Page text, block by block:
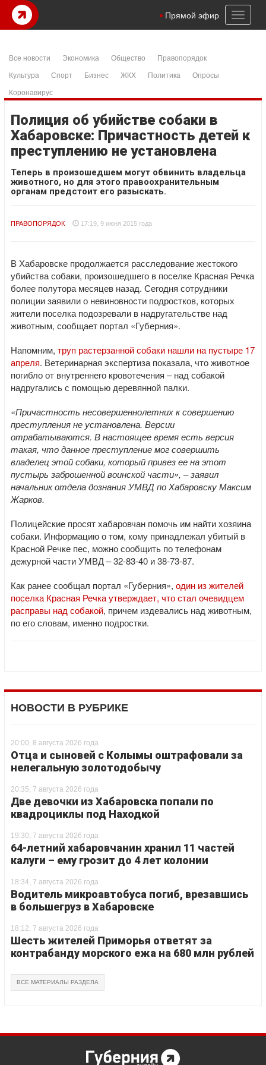
Toggle
Прямой эфир
Все новости Экономика Общество
Правопорядок
Культура
Спорт Бизнес ЖКХ Политика
Опросы
Коронавирус
Полиция об убийстве собаки в
Хабаровске: Причастность детей к
преступлению не установлена
Теперь в произошедшем могут обвинить владельца
животного, но для этого правоохранительным
органам предстоит его разыскать.
ПРАВОПОРЯДОК 17:19, 9 июня 2015 года
В Хабаровске продолжается расследование жестокого
убийства собаки, произошедшего в поселке Красная Речка
более полутора месяцев назад. Сегодня сотрудники
полиции заявили о невиновности подростков, которых
жители поселка подозревали в надругательстве над
животным, сообщает портал «Губерния».
Напомним, труп растерзанной собаки нашли на пустыре 17
апреля. Ветеринарная экспертиза показала, что животное
погибло от внутреннего кровотечения – над собакой
надругались с помощью деревянной палки.
«Причастность несовершеннолетних к совершению
преступления не установлена. Версии
отрабатываются. В настоящее время есть версия
такая, что данное преступление мог совершить
владелец этой собаки, который привез ее на этот
пустырь заброшенной воинской части», – заявил
начальник отдела дознания УМВД по Хабаровску Максим
Жарков.
Полицейские просят хабаровчан помочь им найти хозяина
собаки. Информацию о том, кому принадлежал убитый в
Красной Речке пес, можно сообщить по телефонам
дежурной части УМВД – 32-83-40 и 38-73-87.
Как ранее сообщал портал «Губерния», один из жителей
поселка Красная Речка утверждает, что стал очевидцем
расправы над собакой, причем издевались над животным,
по его словам, именно подростки.
НОВОСТИ В РУБРИКЕ
20:00, 8 августа 2026 года
Отца и сыновей с Колымы оштрафовали за
нелегальную золотодобычу
20:35, 7 августа 2026 года
Две девочки из Хабаровска попали по
квадроциклы под Находкой
19:30, 7 августа 2026 года
64-летний хабаровчанин хранил 11 частей
калуги – ему грозит до 4 лет колонии
18:34, 7 августа 2026 года
Водитель микроавтобуса погиб, врезавшись
в большегруз в Хабаровске
18:12, 7 августа 2026 года
Шесть жителей Приморья ответят за
контрабанду морского ежа на 680 млн рублей
ВСЕ МАТЕРИАЛЫ РАЗДЕЛА